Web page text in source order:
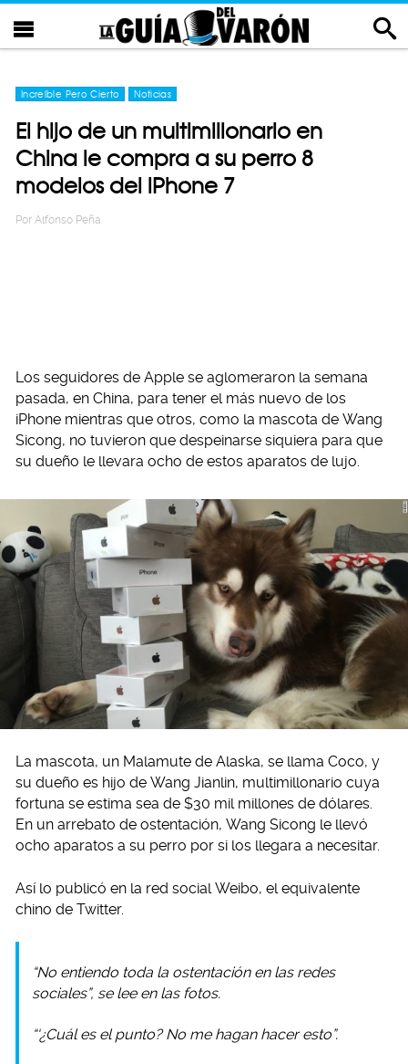
Increíble Pero Cierto Noticias
El hijo de un multimillonario en
China le compra a su perro 8
modelos del iPhone 7
Por Alfonso Peña
Los seguidores de Apple se aglomeraron la semana
pasada, en China, para tener el más nuevo de los
iPhone mientras que otros, como la mascota de Wang
Sicong, no tuvieron que despeinarse siquiera para que
su dueño le llevara ocho de estos aparatos de lujo.
La mascota, un Malamute de Alaska, se llama Coco, y
su dueño es hijo de Wang Jianlin, multimillonario cuya
fortuna se estima sea de $30 mil millones de dólares.
En un arrebato de ostentación, Wang Sicong le llevó
ocho aparatos a su perro por si los llegara a necesitar.
Así lo publicó en la red social Weibo, el equivalente
chino de Twitter.
“No entiendo toda la ostentación en las redes
sociales”, se lee en las fotos.
“‘¿Cuál es el punto? No me hagan hacer esto”.